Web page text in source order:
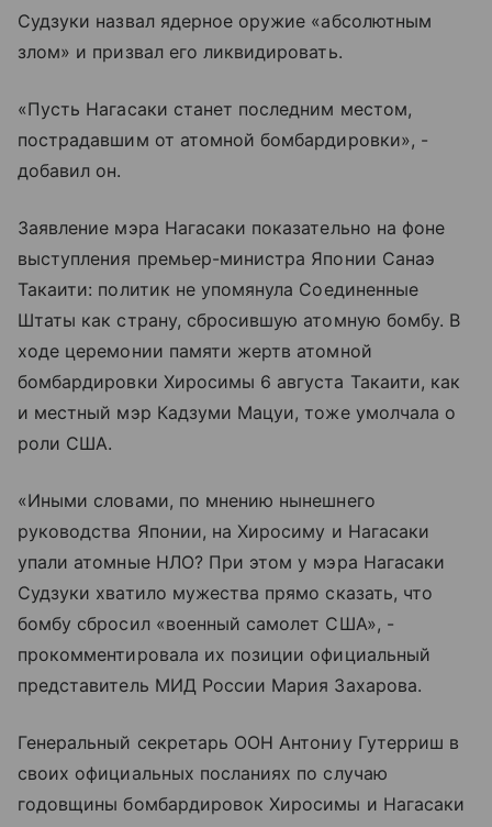
Судзуки назвал ядерное оружие «абсолютным
злом» и призвал его ликвидировать.
«Пусть Нагасаки станет последним местом,
пострадавшим от атомной бомбардировки», -
добавил он.
Заявление мэра Нагасаки показательно на фоне
выступления премьер-министра Японии Санаэ
Такаити: политик не упомянула Соединенные
Штаты как страну, сбросившую атомную бомбу. В
ходе церемонии памяти жертв атомной
бомбардировки Хиросимы 6 августа Такаити, как
и местный мэр Кадзуми Мацуи, тоже умолчала о
роли США.
«Иными словами, по мнению нынешнего
руководства Японии, на Хиросиму и Нагасаки
упали атомные НЛО? При этом у мэра Нагасаки
Судзуки хватило мужества прямо сказать, что
бомбу сбросил «военный самолет США», -
прокомментировала их позиции официальный
представитель МИД России Мария Захарова.
Генеральный секретарь ООН Антониу Гутерриш в
своих официальных посланиях по случаю
годовщины бомбардировок Хиросимы и Нагасаки